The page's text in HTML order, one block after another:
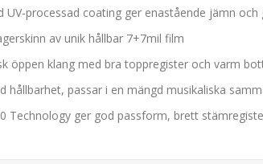
UV-processad coating ger enastående jämn och
av unik hållbar 7+7mil film
öppen klang med bra toppregister och varm
hållbarhet, passar i en mängd musikaliska
Technology ger god passform, brett